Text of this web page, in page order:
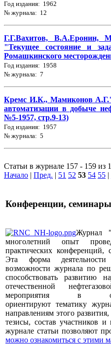
Год издания: 1962
№ журнала: 12
Г.Г.Вахитов, В.А.Еронин,
"Текущее состояние и
Ромашкинского
Год издания: 1958
№ журнала: 7
Кремс И.К., Мамиконов
автоматизации в добыче
№5-1957, стр.9-13)
Год издания: 1957
№ журнала: 5
Статьи в журнале 157 - 159 из
Начало | Пред. | 51 52 53 54 55 |
Конференции,
Журнал
многолетний опыт
практических конференций,
Эта форма
возможности журнала по
способствовать развитию
отечественной
мероприятия в
ориентируют тематику
направлениям этого
тезисы, состав участников
журнале статьи позволяют
можно ознакомиться с этими